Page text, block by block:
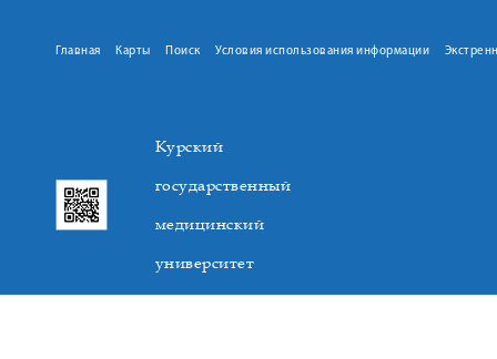
Главная Карты Поиск Условия использования информации
Курский
государственный
медицинский
университет